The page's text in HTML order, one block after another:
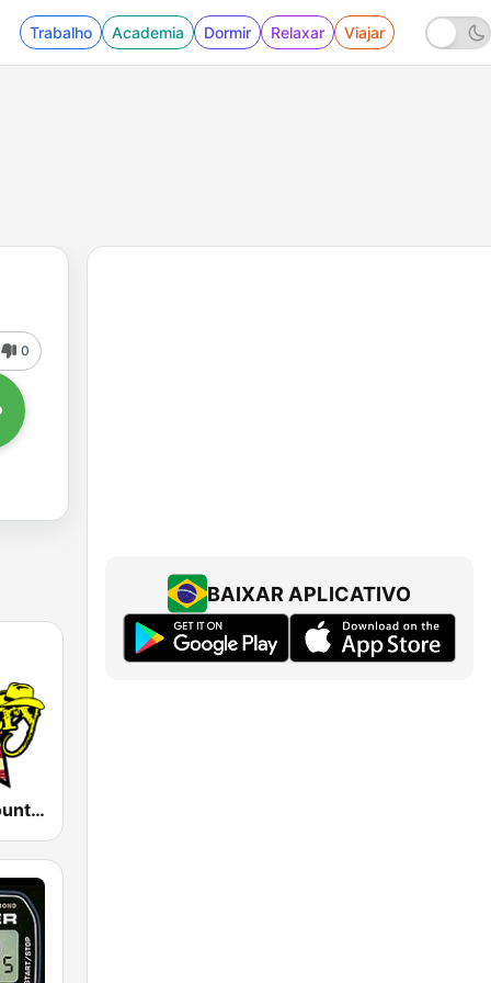
Trabalho Academia Dormir Relaxar Viajar
0
America's Country
BAIXAR APLICATIVO